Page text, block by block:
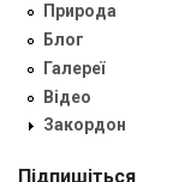
Природа
Блог
Галереї
Відео
Закордон
Підпишіться